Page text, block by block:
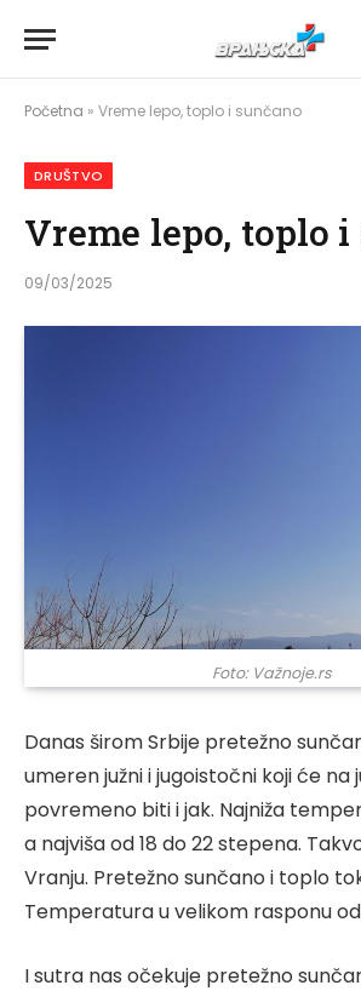
Početna » Vreme lepo, toplo i sunčano
DRUŠTVO
Vreme lepo, toplo
09/03/2025
Foto: Važnoje.rs
Danas širom Srbije pretežno
umeren južni i jugoistočni koji će na
povremeno biti i jak. Najniža
a najviša od 18 do 22 stepena.
Vranju. Pretežno sunčano i toplo
Temperatura u velikom rasponu
I sutra nas očekuje pretežno